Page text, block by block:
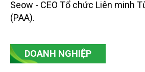
trường Nguyễn Hoàng Hiệp tiếp
Seow - CEO Tổ chức Liên minh